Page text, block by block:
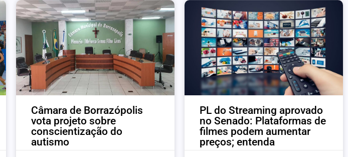
Câmara de Borrazópolis
vota projeto sobre
conscientização do
autismo
PL do Streaming aprovado
no Senado: Plataformas de
filmes podem aumentar
preços; entenda